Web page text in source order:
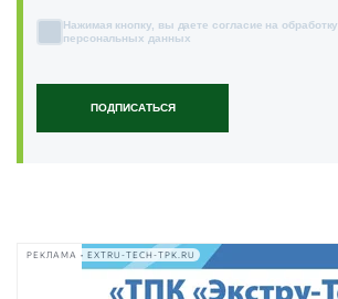
ПОДПИСАТЬСЯ
Нажимая кнопку, вы даете согласие на обработку
персональных данных
РЕКЛАМА • EXTRU-TECH-TPK.RU